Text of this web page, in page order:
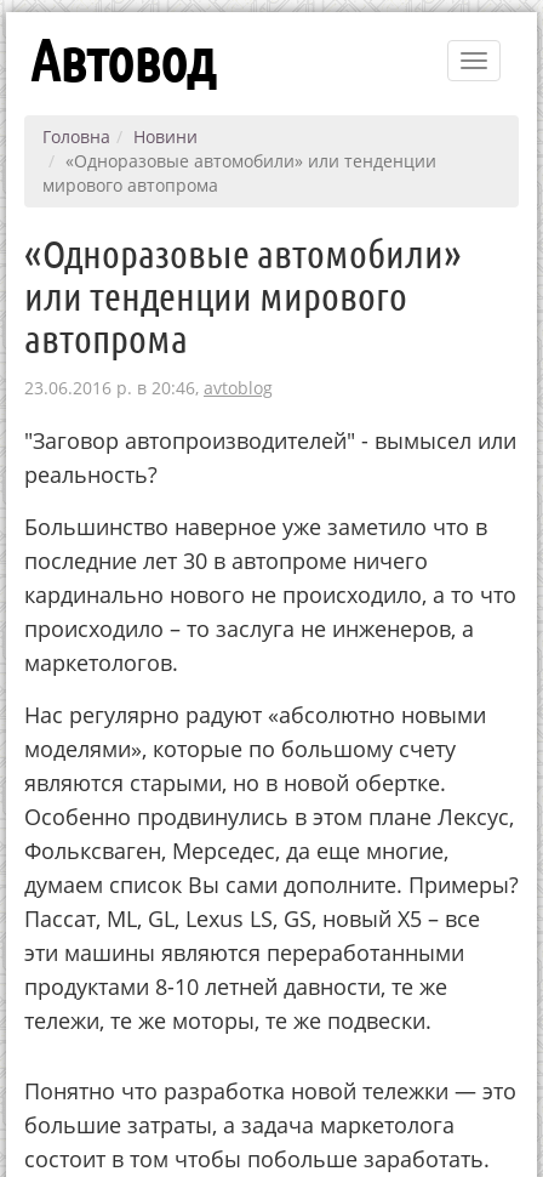
Toggle
Автовод
Головна
Новини
«Одноразовые автомобили» или тенденции
мирового автопрома
«Одноразовые автомобили»
или тенденции мирового
автопрома
23.06.2016 р. в 20:46, avtoblog
"Заговор автопроизводителей" - вымысел или
реальность?
Большинство наверное уже заметило что в
последние лет 30 в автопроме ничего
кардинально нового не происходило, а то что
происходило – то заслуга не инженеров, а
маркетологов.
Нас регулярно радуют «абсолютно новыми
моделями», которые по большому счету
являются старыми, но в новой обертке.
Особенно продвинулись в этом плане Лексус,
Фольксваген, Мерседес, да еще многие,
думаем список Вы сами дополните. Примеры?
Пассат, ML, GL, Lexus LS, GS, новый Х5 – все
эти машины являются переработанными
продуктами 8-10 летней давности, те же
тележи, те же моторы, те же подвески.
Понятно что разработка новой тележки — это
большие затраты, а задача маркетолога
состоит в том чтобы побольше заработать.